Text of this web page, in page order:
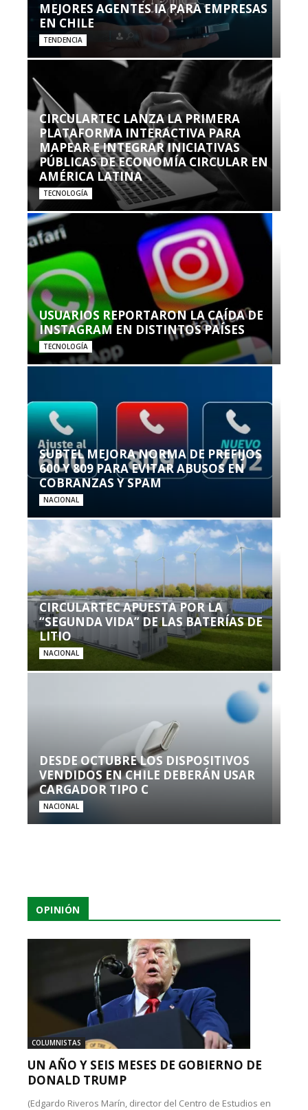
MEJORES AGENTES IA PARA EMPRESAS
EN CHILE
TENDENCIA
CIRCULARTEC LANZA LA PRIMERA
PLATAFORMA INTERACTIVA PARA
MAPEAR E INTEGRAR INICIATIVAS
PÚBLICAS DE ECONOMÍA CIRCULAR EN
AMÉRICA LATINA
TECNOLOGÍA
USUARIOS REPORTARON LA CAÍDA DE
INSTAGRAM EN DISTINTOS PAÍSES
TECNOLOGÍA
SUBTEL MEJORA NORMA DE PREFIJOS
600 Y 809 PARA EVITAR ABUSOS EN
COBRANZAS Y SPAM
NACIONAL
CIRCULARTEC APUESTA POR LA
“SEGUNDA VIDA” DE LAS BATERÍAS DE
LITIO
NACIONAL
DESDE OCTUBRE LOS DISPOSITIVOS
VENDIDOS EN CHILE DEBERÁN USAR
CARGADOR TIPO C
NACIONAL
OPINIÓN
COLUMNISTAS
UN AÑO Y SEIS MESES DE GOBIERNO DE
DONALD TRUMP
(Edgardo Riveros Marín, director del Centro de Estudios en